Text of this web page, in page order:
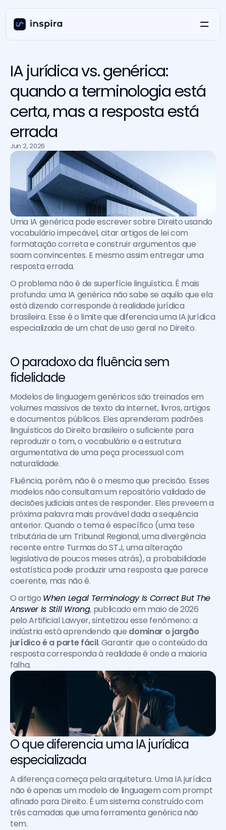
IA jurídica vs. genérica:
quando a terminologia está
certa, mas a resposta está
errada
Jun 2, 2026
Uma IA genérica pode escrever sobre Direito usando
vocabulário impecável, citar artigos de lei com
formatação correta e construir argumentos que
soam convincentes. E mesmo assim entregar uma
resposta errada.
O problema não é de superfície linguística. É mais
profundo: uma IA genérica não sabe se aquilo que ela
está dizendo corresponde à realidade jurídica
brasileira. Esse é o limite que diferencia uma IA jurídica
especializada de um chat de uso geral no Direito.
O paradoxo da fluência sem
fidelidade
Modelos de linguagem genéricos são treinados em
volumes massivos de texto da internet, livros, artigos
e documentos públicos. Eles aprenderam padrões
linguísticos do Direito brasileiro o suficiente para
reproduzir o tom, o vocabulário e a estrutura
argumentativa de uma peça processual com
naturalidade.
Fluência, porém, não é o mesmo que precisão. Esses
modelos não consultam um repositório validado de
decisões judiciais antes de responder. Eles preveem a
próxima palavra mais provável dada a sequência
anterior. Quando o tema é específico (uma tese
tributária de um Tribunal Regional, uma divergência
recente entre Turmas do STJ, uma alteração
legislativa de poucos meses atrás), a probabilidade
estatística pode produzir uma resposta que parece
coerente, mas não é.
O artigo When Legal Terminology Is Correct But The
Answer Is Still Wrong, publicado em maio de 2026
pelo Artificial Lawyer, sintetizou esse fenômeno: a
indústria está aprendendo que dominar o jargão
jurídico é a parte fácil. Garantir que o conteúdo da
resposta corresponda à realidade é onde a maioria
falha.
O que diferencia uma IA jurídica
especializada
A diferença começa pela arquitetura. Uma IA jurídica
não é apenas um modelo de linguagem com prompt
afinado para Direito. É um sistema construído com
três camadas que uma ferramenta genérica não
tem.